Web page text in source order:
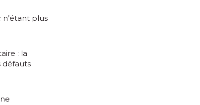
plus
: la
défauts